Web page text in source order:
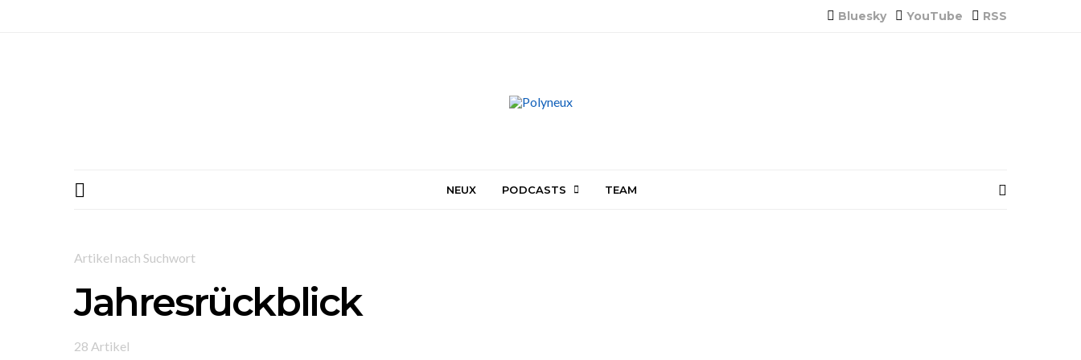
Bluesky YouTube RSS
NEUX PODCASTS TEAM
Artikel nach Suchwort
Jahresrückblick
28 Artikel